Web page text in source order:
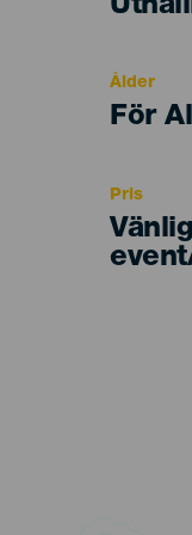
Ålder
Edad
För
Pris